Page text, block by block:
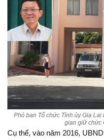
Phó ban Tổ chức Tỉnh ủy Gia
gian giữ chức
Cụ thể, vào năm 2016,